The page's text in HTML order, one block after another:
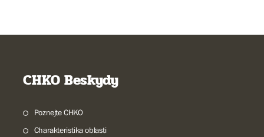
CHKO Beskydy
Poznejte CHKO
Charakteristika oblasti